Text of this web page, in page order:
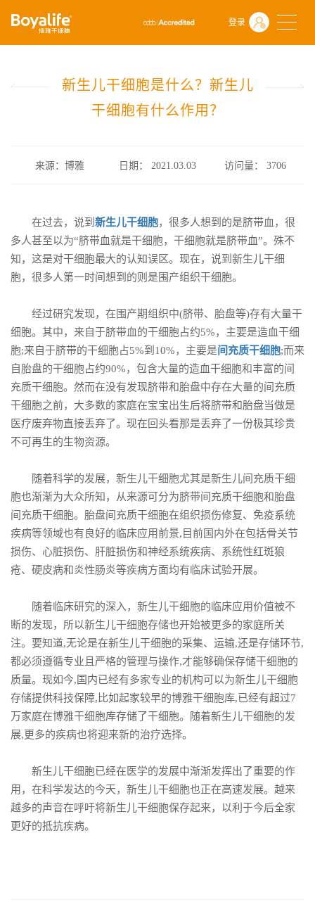
登录
首页 什么是干细胞
前沿动态
新生儿干细胞是什么？新生儿干细胞有什么作用？
新生儿干细胞是什么？新生儿
干细胞有什么作用？
来源：博雅 日期： 2021.03.03 访问量：3706
在过去，说到 新生儿干细胞，很多人想到的是脐带血，很
多人甚至以为“脐带血就是干细胞，干细胞就是脐带血”。殊不
知，这是对干细胞最大的认知误区。现在，说到新生儿干细
胞，很多人第一时间想到的则是围产组织干细胞。
经过研究发现，在围产期组织中(脐带、胎盘等)存有大量干
细胞。其中，来自于脐带血的干细胞占约5%，主要是造血干细
胞;来自于脐带的干细胞占5%到10%，主要是间充质干细胞;而来
自胎盘的干细胞占约90%，包含大量的造血干细胞和丰富的间
充质干细胞。然而在没有发现脐带和胎盘中存在大量的间充质
干细胞之前，大多数的家庭在宝宝出生后将脐带和胎盘当做是
医疗废弃物直接丢弃了。现在回头看那是丢弃了一份极其珍贵
不可再生的生物资源。
随着科学的发展，新生儿干细胞尤其是新生儿间充质干细
胞也渐渐为大众所知，从来源可分为脐带间充质干细胞和胎盘
间充质干细胞。胎盘间充质干细胞在组织损伤修复、免疫系统
疾病等领域也有良好的临床应用前景,目前国内外在包括骨关节
损伤、心脏损伤、肝脏损伤和神经系统疾病、系统性红斑狼
疮、硬皮病和炎性肠炎等疾病方面均有临床试验开展。
随着临床研究的深入，新生儿干细胞的临床应用价值被不
断的发现，所以新生儿干细胞存储也开始被更多的家庭所关
注。要知道,无论是在新生儿干细胞的采集、运输,还是存储环节,
都必须遵循专业且严格的管理与操作,才能够确保存储干细胞的
质量。现如今,国内已经有多家专业的机构可以为新生儿干细胞
存储提供科技保障,比如起家较早的博雅干细胞库,已经有超过7
万家庭在博雅干细胞库存储了干细胞。随着新生儿干细胞的发
展,更多的疾病也将迎来新的治疗选择。
新生儿干细胞已经在医学的发展中渐渐发挥出了重要的作
用，在科学发达的今天，新生儿干细胞也正在高速发展。越来
越多的声音在呼吁将新生儿干细胞保存起来，以利于今后全家
更好的抵抗疾病。